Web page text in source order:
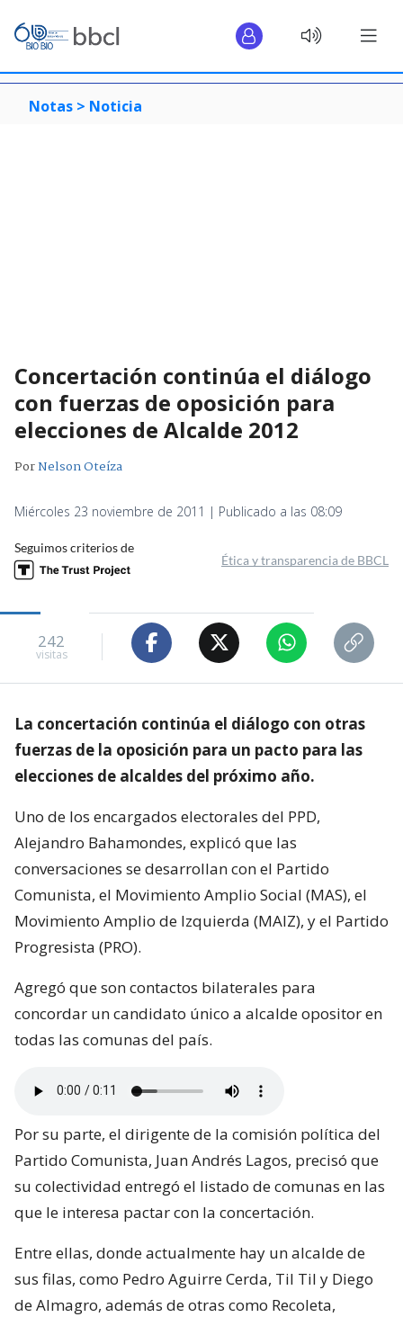
Notas > Noticia
Concertación continúa el diálogo
con fuerzas de oposición para
elecciones de Alcalde 2012
PorNelson Oteíza
Miércoles 23 noviembre de 2011 | Publicado a las 08:09
Seguimos criterios de
Ética y transparencia de BBCL
242
visitas
La concertación continúa el diálogo con otras
fuerzas de la oposición para un pacto para las
elecciones de alcaldes del próximo año.
Uno de los encargados electorales del PPD,
Alejandro Bahamondes, explicó que las
conversaciones se desarrollan con el Partido
Comunista, el Movimiento Amplio Social (MAS), el
Movimiento Amplio de Izquierda (MAIZ), y el Partido
Progresista (PRO).
Agregó que son contactos bilaterales para
concordar un candidato único a alcalde opositor en
todas las comunas del país.
Por su parte, el dirigente de la comisión política del
Partido Comunista, Juan Andrés Lagos, precisó que
su colectividad entregó el listado de comunas en las
que le interesa pactar con la concertación.
Entre ellas, donde actualmente hay un alcalde de
sus filas, como Pedro Aguirre Cerda, Til Til y Diego
de Almagro, además de otras como Recoleta,